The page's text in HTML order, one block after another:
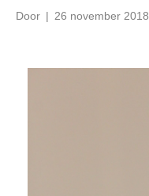
Door | 26 november 2018